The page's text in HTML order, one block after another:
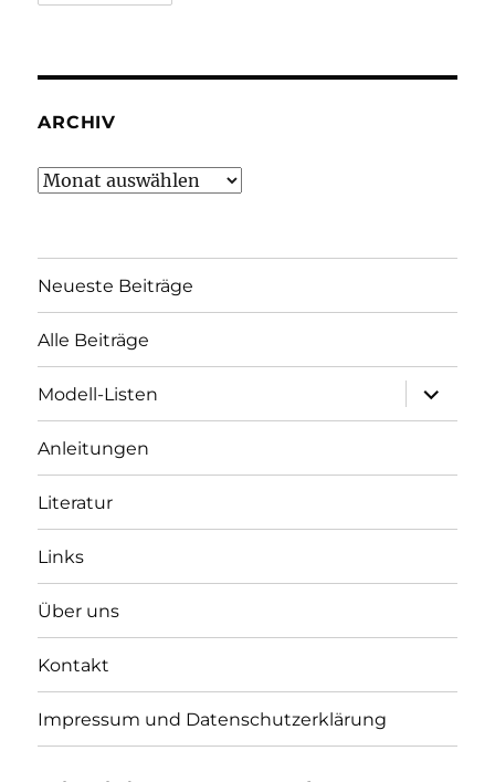
ARCHIV
Archiv
Neueste Beiträge
Alle Beiträge
Modell-Listen
öffnen
Anleitungen
Literatur
Links
Über uns
Kontakt
Impressum und Datenschutzerklärung